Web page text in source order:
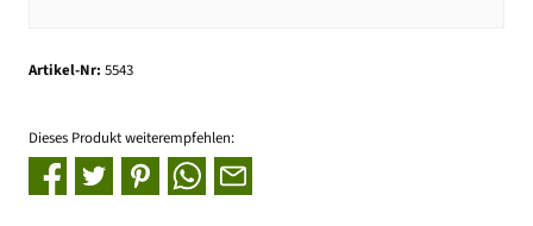
Artikel-Nr: 5543
Dieses Produkt weiterempfehlen: